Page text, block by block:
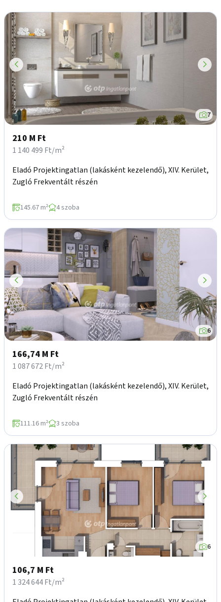
7
210 M Ft
1 140 499 Ft/m²
Eladó Projektingatlan (lakásként kezelendő), XIV. Kerület,
Zugló Frekventált részén
145.67 m² 4 szoba
6
166,74 M Ft
1 087 672 Ft/m²
Eladó Projektingatlan (lakásként kezelendő), XIV. Kerület,
Zugló Frekventált részén
111.16 m² 3 szoba
6
106,7 M Ft
1 324 644 Ft/m²